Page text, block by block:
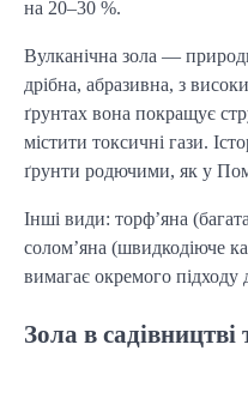
на 20–30 %.
Вулканічна зола —
дрібна, абразивна, з
ґрунтах вона покращує
містити токсичні гази.
ґрунти родючими, як у
Інші види: торф’яна
солом’яна (швидкодіюче
вимагає окремого підходу
Зола в садівництві